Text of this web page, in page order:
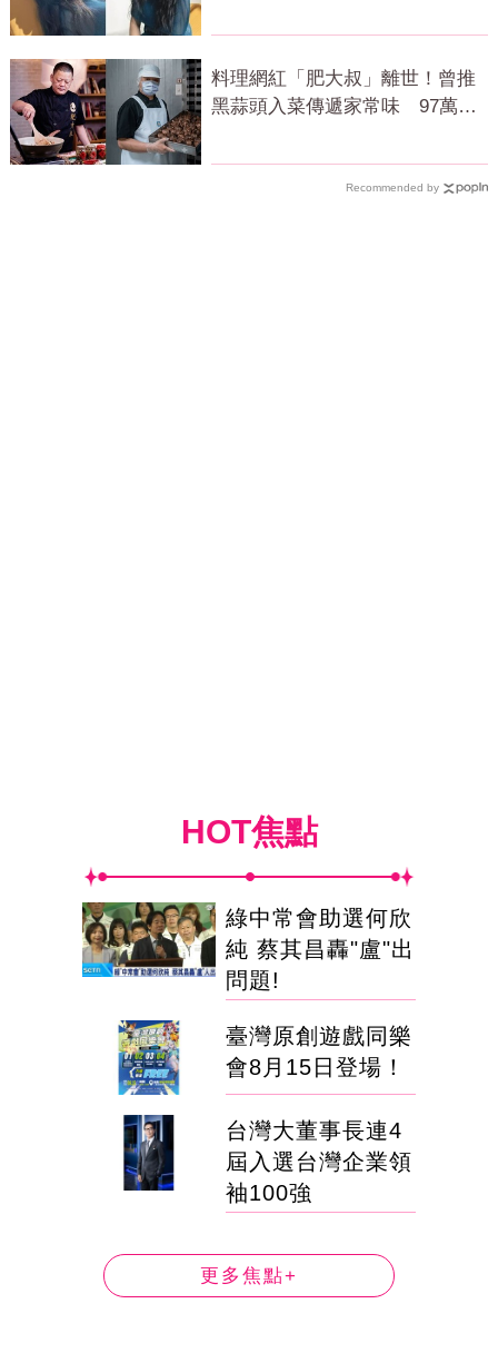
料理網紅「肥大叔」離世！曾推
黑蒜頭入菜傳遞家常味 97萬粉
Recommended by
HOT焦點
綠中常會助選何欣
純 蔡其昌轟"盧"出
問題!
臺灣原創遊戲同樂
會8月15日登場！
台灣大董事長連4
屆入選台灣企業領
袖100強
更多焦點+